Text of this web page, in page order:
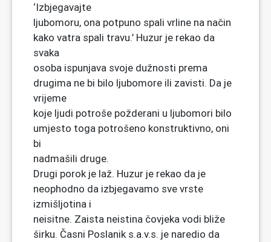
‘Izbjegavajte
ljubomoru, ona potpuno spali vrline na način
kako vatra spali travu.’ Huzur je rekao da
svaka
osoba ispunjava svoje dužnosti prema
drugima ne bi bilo ljubomore ili zavisti. Da je
vrijeme
koje ljudi potroše požderani u ljubomori bilo
umjesto toga potrošeno konstruktivno, oni
bi
nadmašili druge.
Drugi porok je laž. Huzur je rekao da je
neophodno da izbjegavamo sve vrste
izmišljotina i
neisitne. Zaista neistina čovjeka vodi bliže
širku. Časni Poslanik s.a.v.s. je naredio da